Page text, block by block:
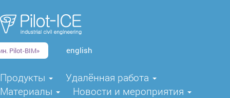
Pilot-BIM» english
Продукты
Удалённая работа
Материалы
Новости и мероприятия